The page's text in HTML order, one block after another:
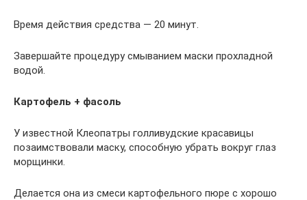
Время действия средства — 20 минут.
Завершайте процедуру смыванием маски прохладной
водой.
Картофель + фасоль
У известной Клеопатры голливудские красавицы
позаимствовали маску, способную убрать вокруг глаз
морщинки.
Делается она из смеси картофельного пюре с хорошо